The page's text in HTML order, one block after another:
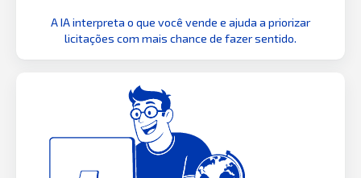
A IA interpreta o que você vende e ajuda a priorizar
licitações com mais chance de fazer sentido.